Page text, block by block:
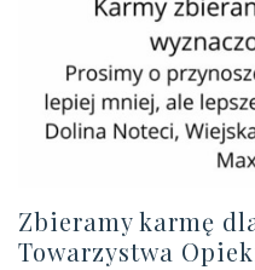
Zbieramy karmę
Towarzystwa